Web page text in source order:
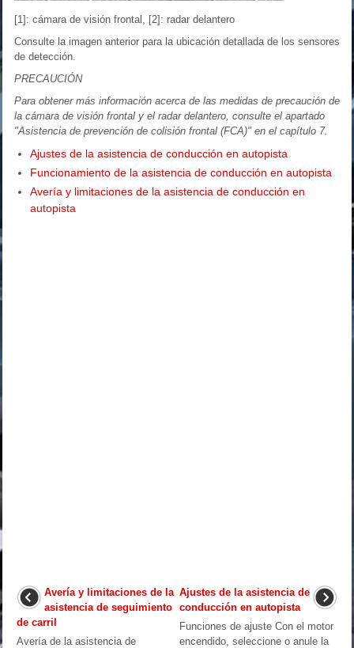
[1]: cámara de visión frontal, [2]: radar delantero
Consulte la imagen anterior para la ubicación detallada de los sensores
de detección.
PRECAUCIÓN
Para obtener más información acerca de las medidas de precaución de
la cámara de visión frontal y el radar delantero, consulte el apartado
"Asistencia de prevención de colisión frontal (FCA)" en el capítulo 7.
Ajustes de la asistencia de conducción en autopista
Funcionamiento de la asistencia de conducción en autopista
Avería y limitaciones de la asistencia de conducción en
autopista
Avería y limitaciones de la
asistencia de seguimiento
de carril
Avería de la asistencia de
Ajustes de la asistencia de
conducción en autopista
Funciones de ajuste Con el motor
encendido, seleccione o anule la